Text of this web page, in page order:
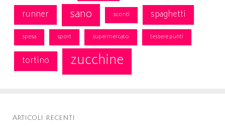
runner sano sconti spaghetti
spesa sport supermercato tessere punti
tortino zucchine
Articoli recenti